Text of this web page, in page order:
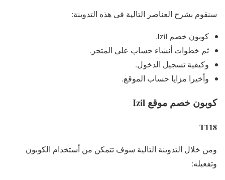
سنقوم بشرح العناصر التالية فى هذه التدوينة:
كوبون خصم Izil.
ثم خطوات أنشاء حساب على المتجر.
وكيفية تسجيل الدخول.
وأخيرا مزايا حساب الموقع.
كوبون خصم موقع Izil
T118
ومن خلال التدوينة التالية سوف تتمكن من أستخدام الكوبون
وتفعيله: